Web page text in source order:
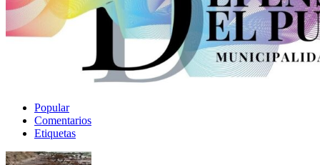
Popular
Comentarios
Etiquetas